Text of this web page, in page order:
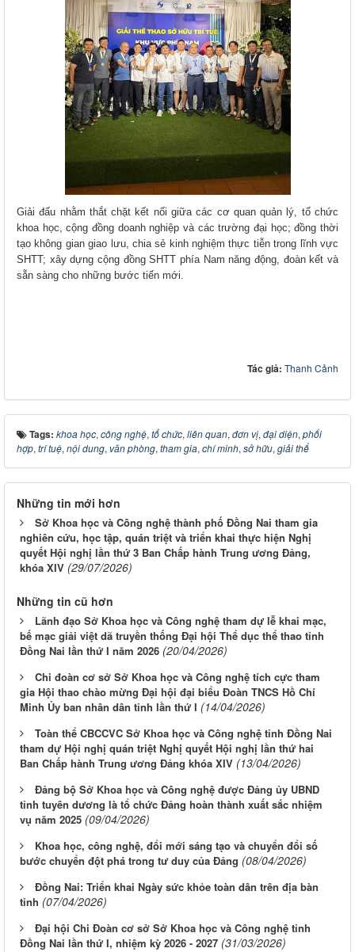
Giải đấu nhằm thắt chặt kết nối giữa các cơ quan quản lý, tổ chức
khoa học, cộng đồng doanh nghiệp và các trường đại học; đồng thời
tạo không gian giao lưu, chia sẻ kinh nghiệm thực tiễn trong lĩnh vực
SHTT; xây dựng cộng đồng SHTT phía Nam năng động, đoàn kết và
sẵn sàng cho những bước tiến mới.
Tác giả: Thanh Cảnh
Tags: khoa học, công nghệ, tổ chức, liên quan, đơn vị, đại diện, phối
hợp, trí tuệ, nội dung, văn phòng, tham gia, chí minh, sở hữu, giải thể
Những tin mới hơn
Sở Khoa học và Công nghệ thành phố Đồng Nai tham gia
nghiên cứu, học tập, quán triệt và triển khai thực hiện Nghị
quyết Hội nghị lần thứ 3 Ban Chấp hành Trung ương Đảng,
khóa XIV (29/07/2026)
Những tin cũ hơn
Lãnh đạo Sở Khoa học và Công nghệ tham dự lễ khai mạc,
bế mạc giải việt dã truyền thống Đại hội Thể dục thể thao tỉnh
Đồng Nai lần thứ I năm 2026 (20/04/2026)
Chi đoàn cơ sở Sở Khoa học và Công nghệ tích cực tham
gia Hội thao chào mừng Đại hội đại biểu Đoàn TNCS Hồ Chí
Minh Ủy ban nhân dân tỉnh lần thứ I (14/04/2026)
Toàn thể CBCCVC Sở Khoa học và Công nghệ tỉnh Đồng Nai
tham dự Hội nghị quán triệt Nghị quyết Hội nghị lần thứ hai
Ban Chấp hành Trung ương Đảng khóa XIV (13/04/2026)
Đảng bộ Sở Khoa học và Công nghệ được Đảng ủy UBND
tỉnh tuyên dương là tổ chức Đảng hoàn thành xuất sắc nhiệm
vụ năm 2025 (09/04/2026)
Khoa học, công nghệ, đổi mới sáng tạo và chuyển đổi số
bước chuyển đột phá trong tư duy của Đảng (08/04/2026)
Đồng Nai: Triển khai Ngày sức khỏe toàn dân trên địa bàn
tỉnh (07/04/2026)
Đại hội Chi Đoàn cơ sở Sở Khoa học và Công nghệ tỉnh
Đồng Nai lần thứ I, nhiệm kỳ 2026 - 2027 (31/03/2026)